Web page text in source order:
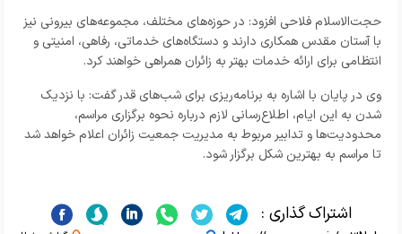
حجت‌الاسلام فلاحی افزود: در حوزه‌های مختلف، مجموعه‌های بیرونی نیز
با آستان مقدس همکاری دارند و دستگاه‌های خدماتی، رفاهی، امنیتی و
انتظامی برای ارائه خدمات بهتر به زائران همراهی خواهند کرد.
وی در پایان با اشاره به برنامه‌ریزی برای شب‌های قدر گفت: با نزدیک
شدن به این ایام، اطلاع‌رسانی لازم درباره نحوه برگزاری مراسم،
محدودیت‌ها و تدابیر مربوط به مدیریت جمعیت زائران اعلام خواهد شد
تا مراسم به بهترین شکل برگزار شود.
اشتراک گذاری :